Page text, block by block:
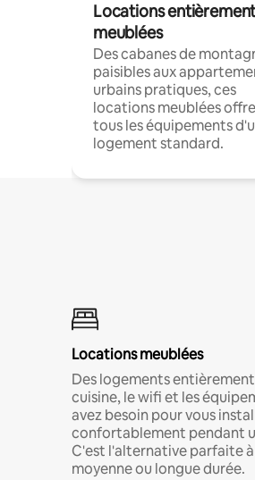
Locations
meublées
Des cabanes de
paisibles aux
urbains pratiques, ces
locations meublées
tous les équipements
logement standard.
Locations meublées
Des logements
cuisine, le wifi et les
avez besoin pour vous
confortablement pendant
C'est l'alternative parfaite
moyenne ou longue durée.